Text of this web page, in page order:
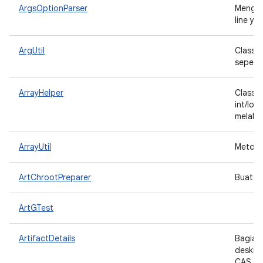
ArgsOptionParser
line
ArgUtil
Class
ArrayHelper
Class
int/
ArrayUtil
ArtChrootPreparer Buat
ArtGTest
ArtifactDetails